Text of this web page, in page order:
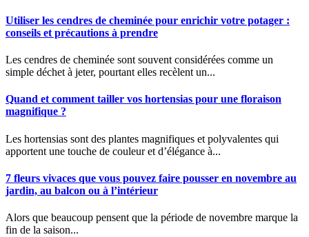
Utiliser les cendres de cheminée pour enrichir votre potager :
conseils et précautions à prendre
Les cendres de cheminée sont souvent considérées comme un
simple déchet à jeter, pourtant elles recèlent un...
Quand et comment tailler vos hortensias pour une floraison
magnifique ?
Les hortensias sont des plantes magnifiques et polyvalentes qui
apportent une touche de couleur et d’élégance à...
7 fleurs vivaces que vous pouvez faire pousser en novembre au
jardin, au balcon ou à l’intérieur
Alors que beaucoup pensent que la période de novembre marque la
fin de la saison...